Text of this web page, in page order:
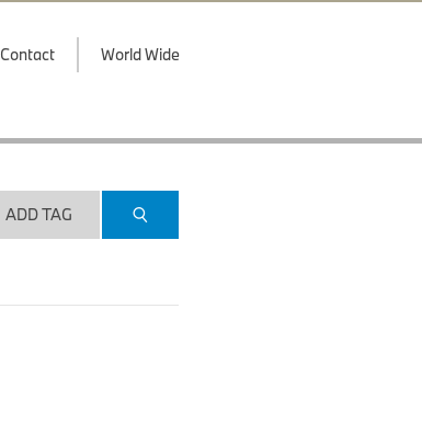
Contact World Wide
ADD TAG